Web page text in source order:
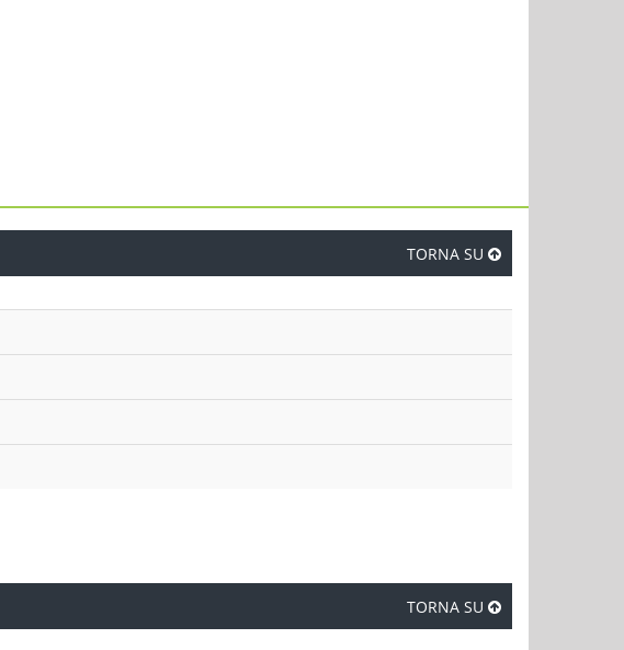
TORNA SU
TORNA SU